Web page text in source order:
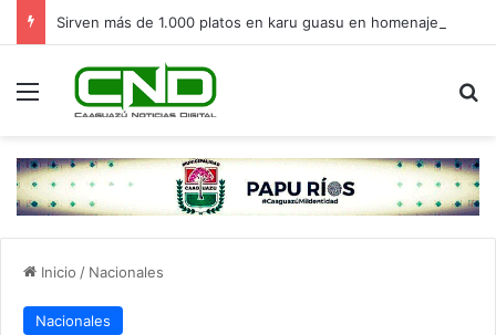
Menú
Inicio / Nacionales
Nacionales